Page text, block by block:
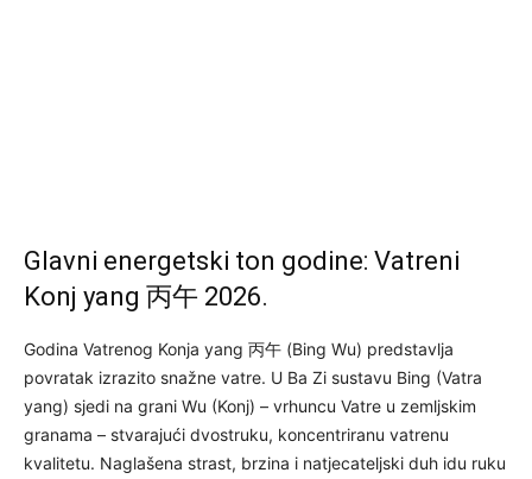
Glavni energetski ton godine: Vatreni
Konj yang 丙午 2026.
Godina Vatrenog Konja yang 丙午 (Bing Wu) predstavlja
povratak izrazito snažne vatre. U Ba Zi sustavu Bing (Vatra
yang) sjedi na grani Wu (Konj) – vrhuncu Vatre u zemljskim
granama – stvarajući dvostruku, koncentriranu vatrenu
kvalitetu. Naglašena strast, brzina i natjecateljski duh idu ruku